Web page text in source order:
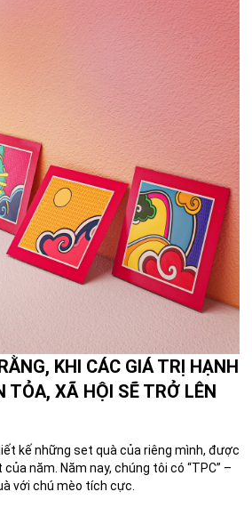
KHI CÁC GIÁ TRỊ HẠNH
TỎA, XÃ HỘI SẼ TRỞ LÊN
kế những set quà của riêng mình, được
năm. Năm nay, chúng tôi có “TPC” –
với chú mèo tích cực.